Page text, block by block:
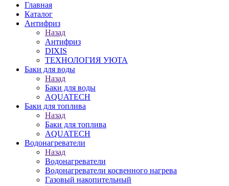
Главная
Каталог
Антифриз
Назад
Антифриз
DIXIS
ТЕХНОЛОГИЯ УЮТА
Баки для воды
Назад
Баки для воды
AQUATECH
Баки для топлива
Назад
Баки для топлива
AQUATECH
Водонагреватели
Назад
Водонагреватели
Водонагреватели косвенного нагрева
Газовый накопительный